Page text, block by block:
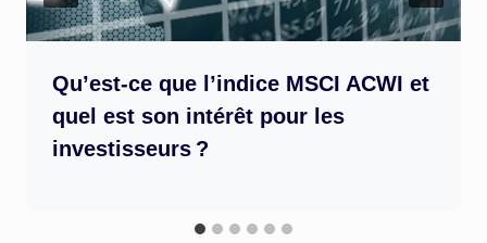
Qu’est-ce que l’indice MSCI ACWI et
quel est son intérêt pour les
investisseurs ?